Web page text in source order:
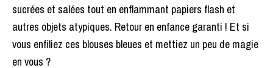
sucrées et salées tout en enflammant papiers flash et
autres objets atypiques. Retour en enfance garanti ! Et si
vous enfiliez ces blouses bleues et mettiez un peu de magie
en vous ?